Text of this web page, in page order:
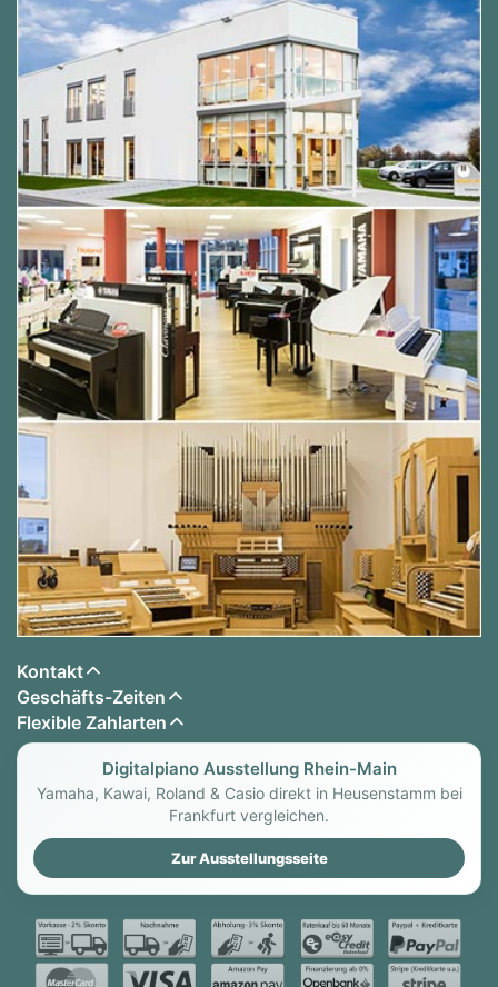
Kontakt
Geschäfts-Zeiten
Flexible Zahlarten
Digitalpiano Ausstellung Rhein-Main
Yamaha, Kawai, Roland & Casio direkt in Heusenstamm bei
Frankfurt vergleichen.
Zur Ausstellungsseite